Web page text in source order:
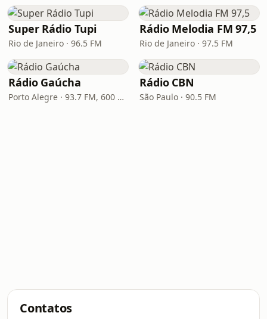
Super Rádio Tupi
Rio de Janeiro · 96.5 FM
Rádio Melodia FM 97,5
Rio de Janeiro · 97.5 FM
Rádio Gaúcha
Porto Alegre · 93.7 FM, 600 AM
Rádio CBN
São Paulo · 90.5 FM
Contatos